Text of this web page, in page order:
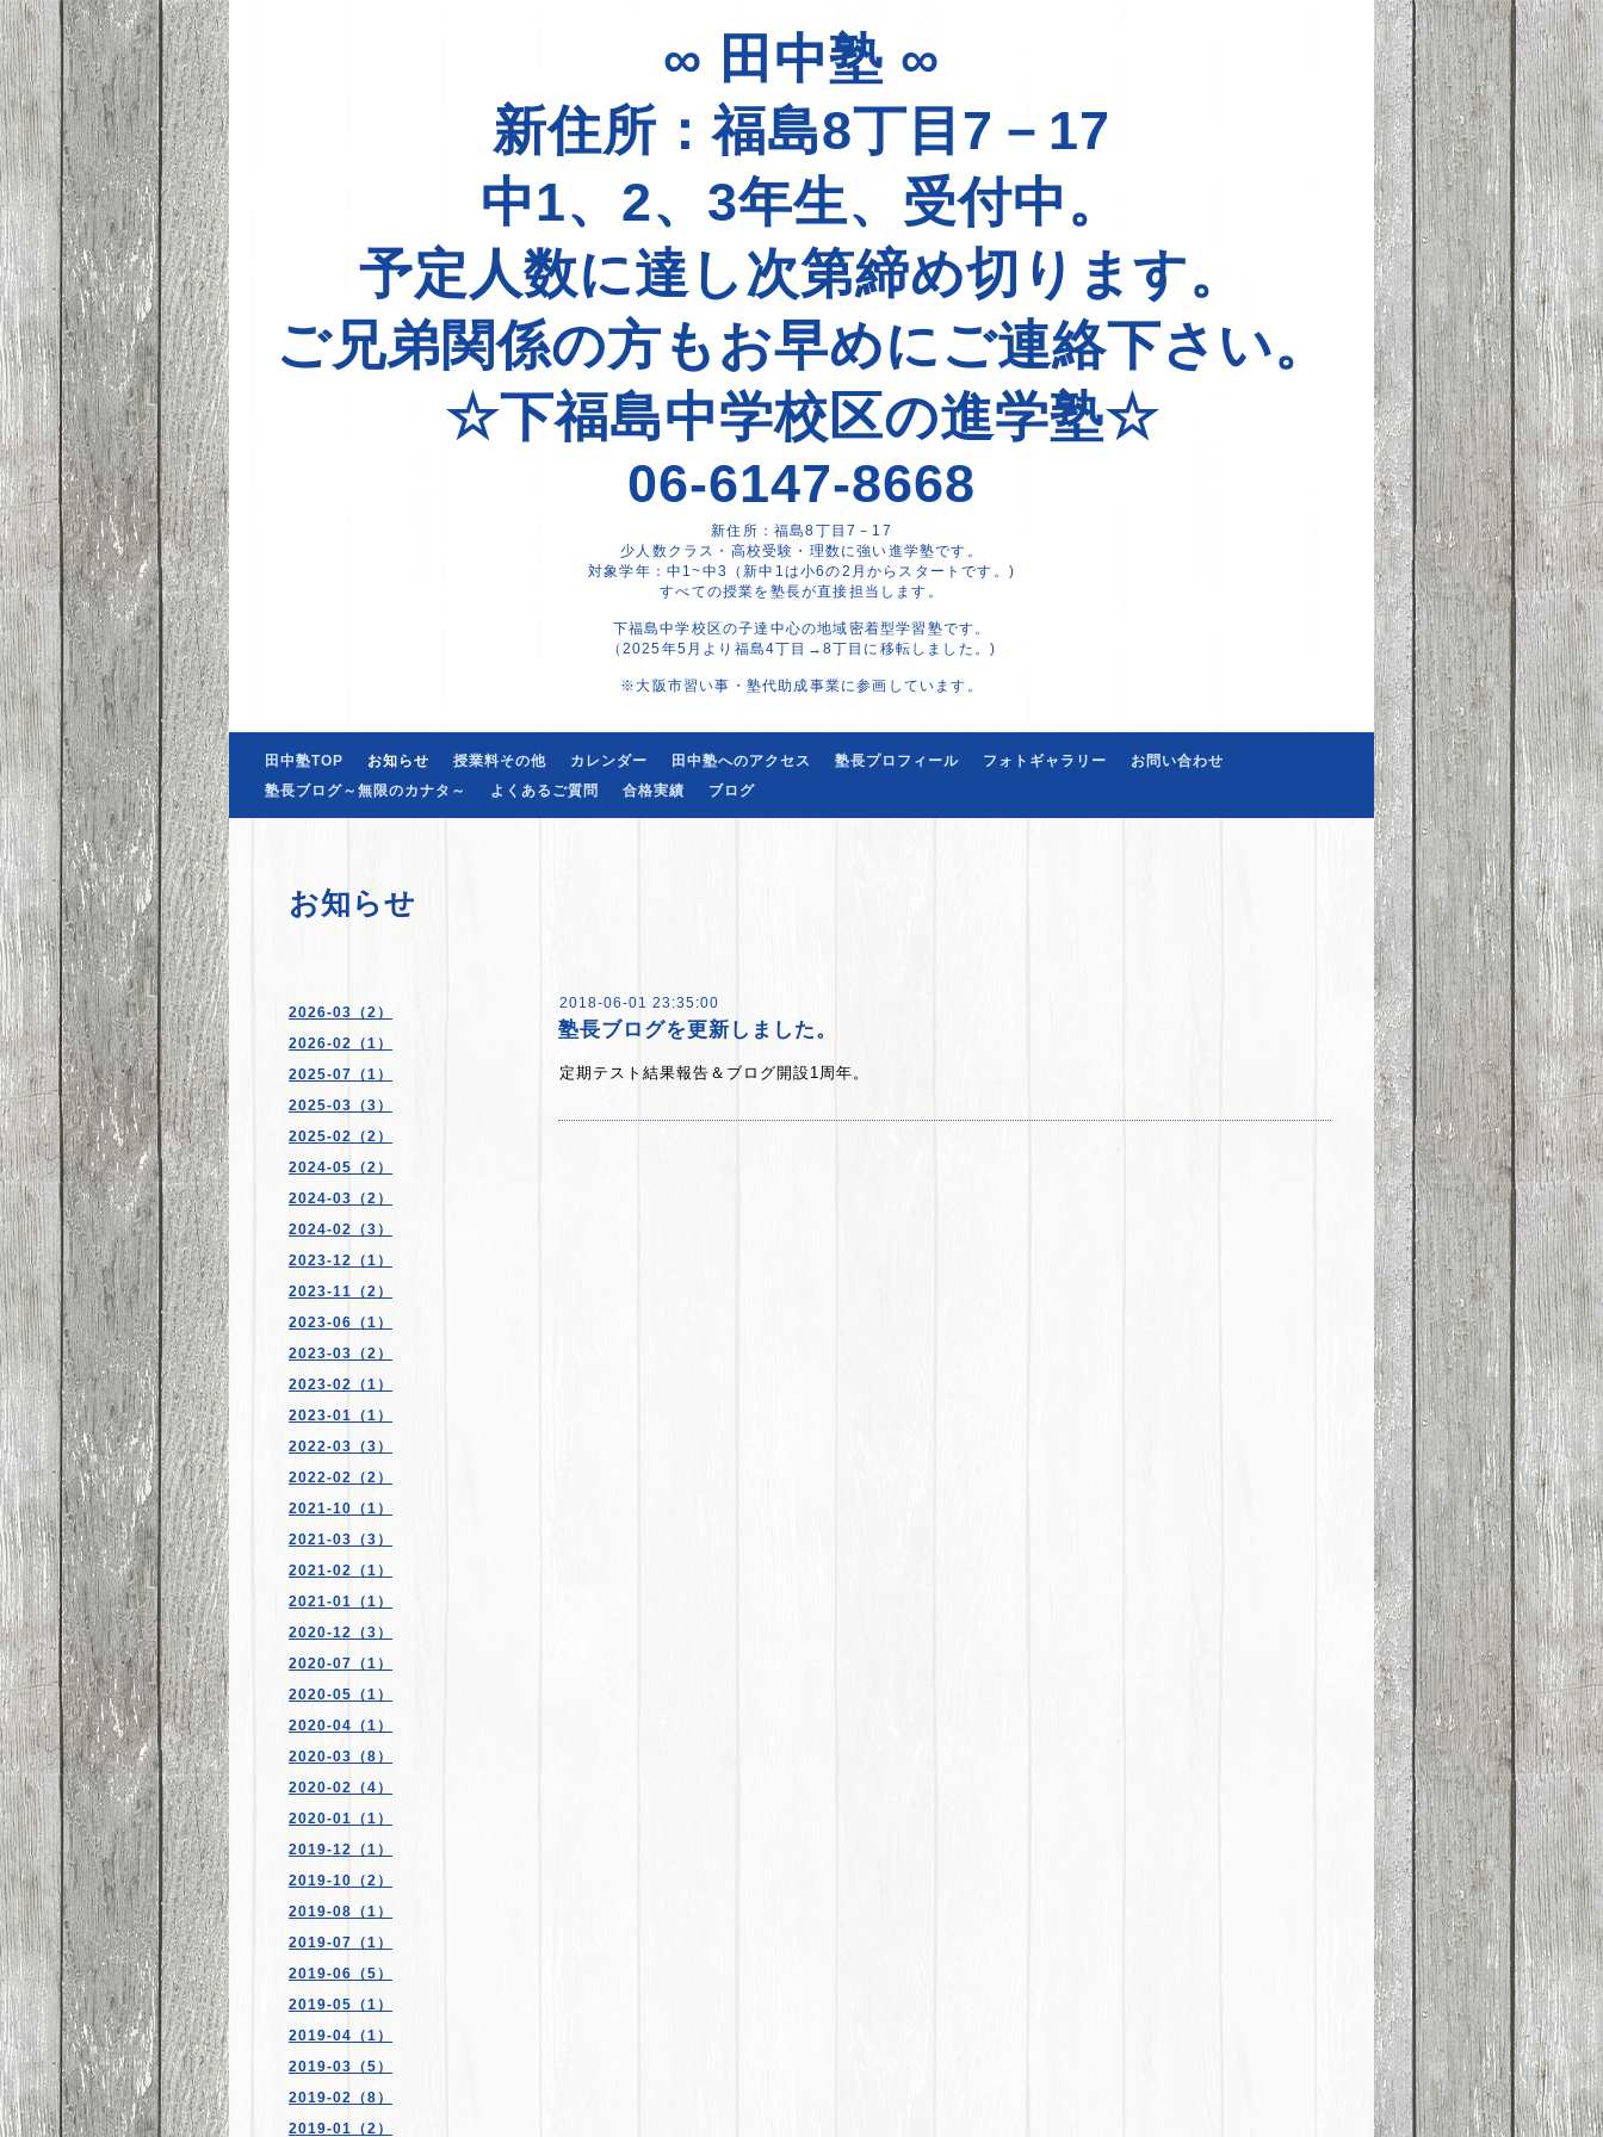
∞ 田中塾 ∞
新住所：福島8丁目7－17
中1、2、3年生、受付中。
予定人数に達し次第締め切ります。
ご兄弟関係の方もお早めにご連絡下さい。
☆下福島中学校区の進学塾☆
06-6147-8668
新住所：福島8丁目7－17
少人数クラス・高校受験・理数に強い進学塾です。
対象学年：中1~中3（新中1は小6の2月からスタートです。)
すべての授業を塾長が直接担当します。
下福島中学校区の子達中心の地域密着型学習塾です。
（2025年5月より福島4丁目→8丁目に移転しました。)
※大阪市習い事・塾代助成事業に参画しています。
田中塾TOP お知らせ 授業料その他 カレンダー 田中塾へのアクセス 塾長プロフィール フォトギャラリー
お問い合わせ
塾長ブログ～無限のカナタ～
よくあるご質問 合格実績 ブログ
2026-03（2）
2026-02（1）
2025-07（1）
2025-03（3）
2025-02（2）
2024-05（2）
2024-03（2）
2024-02（3）
2023-12（1）
2023-11（2）
2023-06（1）
2023-03（2）
2023-02（1）
2023-01（1）
2022-03（3）
2022-02（2）
2021-10（1）
2021-03（3）
2021-02（1）
2021-01（1）
2020-12（3）
2020-07（1）
2020-05（1）
2020-04（1）
2020-03（8）
2020-02（4）
2020-01（1）
2019-12（1）
2019-10（2）
2019-08（1）
2019-07（1）
2019-06（5）
2019-05（1）
2019-04（1）
2019-03（5）
2019-02（8）
2019-01（2）
お知らせ
2018-06-01 23:35:00
塾長ブログを更新しました。
定期テスト結果報告＆ブログ開設1周年。